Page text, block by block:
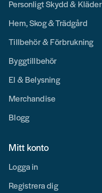
Personligt Skydd & Kläder
Hem, Skog & Trädgård
Tillbehör & Förbrukning
Byggtillbehör
El & Belysning
Merchandise
Blogg
Mitt konto
Logga in
Registrera dig